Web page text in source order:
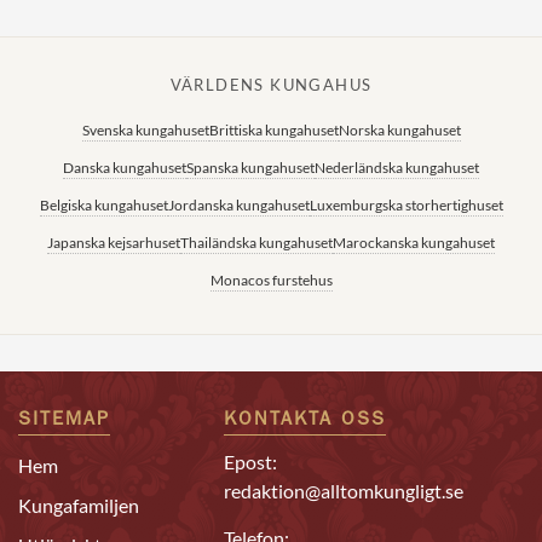
VÄRLDENS KUNGAHUS
Svenska kungahusetBrittiska kungahusetNorska kungahuset
Danska kungahusetSpanska kungahusetNederländska kungahuset
Belgiska kungahusetJordanska kungahusetLuxemburgska storhertighuset
Japanska kejsarhusetThailändska kungahusetMarockanska kungahuset
Monacos furstehus
SITEMAP
Hem
Kungafamiljen
KONTAKTA OSS
Epost:
redaktion@alltomkungligt.se